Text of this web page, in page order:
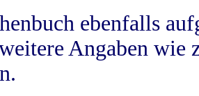
ebenfalls
Angaben wie